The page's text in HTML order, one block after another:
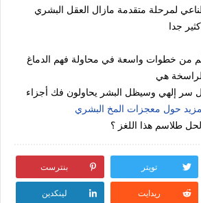
لمرحلة متقدمة مازال العقل البشري
جدا
من خطوات واسعة في محاولة فهم الدماغ
هي
سر إلهي وسيظل البشر يحاولون فك أجزاء
حول معجزات المخ البشري
طلاسم هذا اللغز ؟
تويتر بنترست
ريدايت لينكدين